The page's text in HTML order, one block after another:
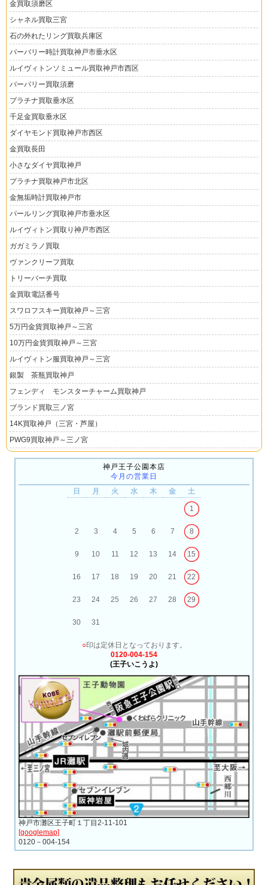
金買取須磨区
シャネル買取三宮
石の外れたリング買取兵庫区
バーバリー時計買取神戸市垂水区
ルイヴィトンソミュール買取神戸市西区
バーバリー買取須磨
プラチナ買取垂水区
千足金買取垂水区
ダイヤモンド買取神戸市西区
金買取長田
小さなダイヤ買取神戸
プラチナ買取神戸市北区
金無垢時計買取神戸市
パールリング買取神戸市垂水区
ルイヴィトン買取り神戸市西区
ガガミラノ買取
ヴァンクリーフ買取
トリーバーチ買取
金買取電話番号
スワロフスキー買取神戸～三宮
5万円金貨買取神戸～三宮
10万円金貨買取神戸～三宮
ルイヴィトン服買取神戸～三宮
銀製 茶瓶買取神戸
フェンディ モンスターチャーム買取神戸
ブランド買取三ノ宮
14K買取神戸（三宮・芦屋）
PWG9買取神戸～三ノ宮
神戸王子公園本店
今月の営業日
日
月 火 水 木 金 土
1
2 3 4 5 6 7 8
9 10 11 12 13 14 15
16 17 18 19 20 21 22
23 24 25 26 27 28 29
30 31
○印は定休日となっております。
0120-004-154
(王子いこうよ)
神戸市灘区王子町１丁目2-11-101
[googlemap]
0120－004-154